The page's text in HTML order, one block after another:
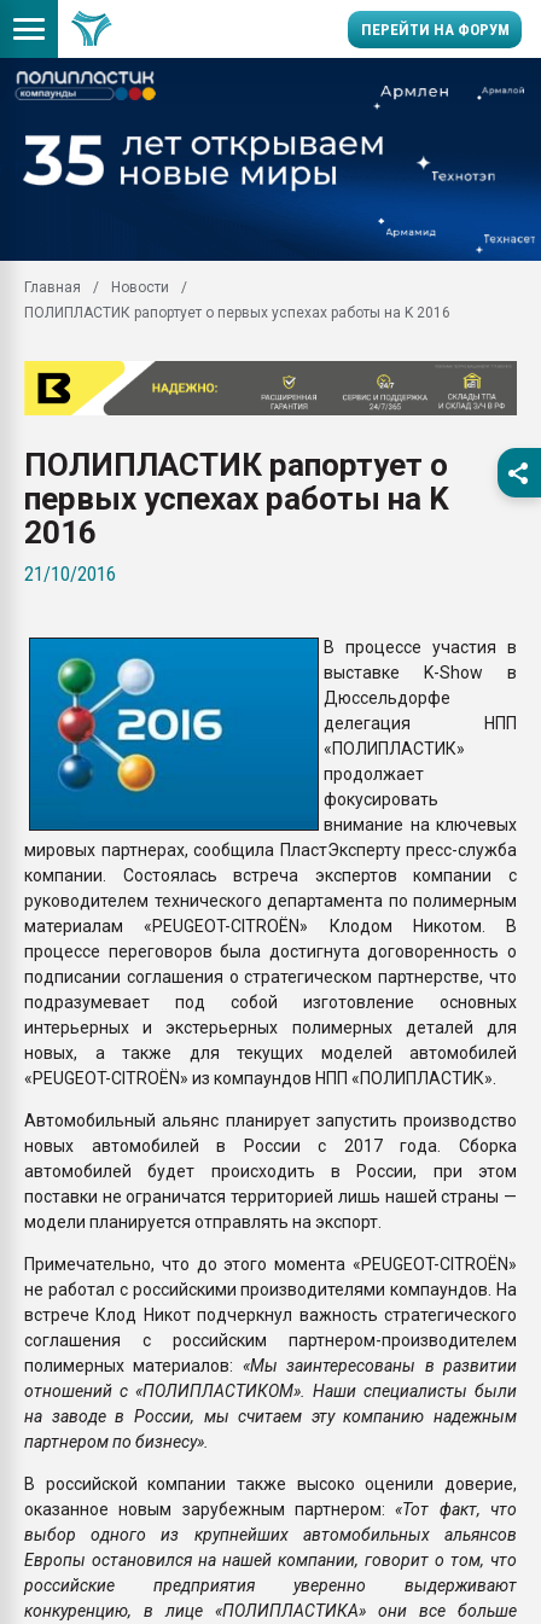
ПЕРЕЙТИ НА ФОРУМ
универсальны, что
умельцы изготовили
Продажа готового
производство SPC
29.07.2026 ФРП помог
Помощь в подборе
ближайшее
Подмосковье, Москва
ПЕРЕЙТИ НА
Главная
Новости
ПОЛИПЛАСТИК рапортует о первых успехах работы на K 2016
ПОЛИПЛАСТИК рапортует о
первых успехах работы на K
2016
21/10/2016
В процессе участия в
выставке K-Show в
Дюссельдорфе
делегация НПП
«ПОЛИПЛАСТИК»
продолжает
фокусировать
внимание на ключевых
мировых партнерах, сообщила ПластЭксперту пресс-служба
компании. Состоялась встреча экспертов компании с
руководителем технического департамента по полимерным
материалам «PEUGEOT-CITROЁN» Клодом Никотом. В
процессе переговоров была достигнута договоренность о
подписании соглашения о стратегическом партнерстве, что
подразумевает под собой изготовление основных
интерьерных и экстерьерных полимерных деталей для
новых, а также для текущих моделей автомобилей
«PEUGEOT-CITROЁN» из компаундов НПП «ПОЛИПЛАСТИК».
Автомобильный альянс планирует запустить производство
новых автомобилей в России с 2017 года. Сборка
автомобилей будет происходить в России, при этом
поставки не ограничатся территорией лишь нашей страны —
модели планируется отправлять на экспорт.
Примечательно, что до этого момента «PEUGEOT-CITROЁN»
не работал с российскими производителями компаундов. На
встрече Клод Никот подчеркнул важность стратегического
соглашения с российским партнером-производителем
полимерных материалов: «Мы заинтересованы в развитии
отношений с «ПОЛИПЛАСТИКОМ». Наши специалисты были
на заводе в России, мы считаем эту компанию надежным
партнером по бизнесу».
В российской компании также высоко оценили доверие,
оказанное новым зарубежным партнером:«Тот факт, что
выбор одного из крупнейших автомобильных альянсов
Европы остановился на нашей компании, говорит о том, что
российские предприятия уверенно выдерживают
конкуренцию, в лице «ПОЛИПЛАСТИКА» они все больше